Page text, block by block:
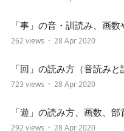
「事」の音・訓読み、画
262 views 28 Apr 2020
「回」の読み方（音読み
723 views 28 Apr 2020
「遊」の読み方、画数、
292 views 28 Apr 2020